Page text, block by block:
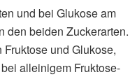
und bei Glukose am
den beiden Zuckerarten.
und Glukose,
alleinigem Fruktose-